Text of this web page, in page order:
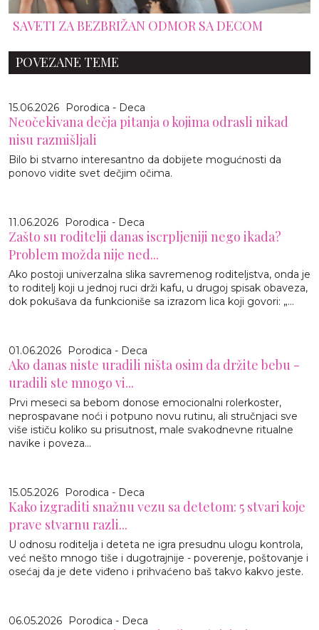
SAVETI ZA BEZBRIŽAN ODMOR SA DECOM
POVEZANE TEME
15.06.2026 Porodica - Deca
Neočekivana dečja pitanja o kojima odrasli nikad
nisu razmišljali
Bilo bi stvarno interesantno da dobijete mogućnosti da
ponovo vidite svet dečjim očima.
11.06.2026 Porodica - Deca
Zašto su roditelji danas iscrpljeniji nego ikada?
Problem možda nije ned...
Ako postoji univerzalna slika savremenog roditeljstva, onda je
to roditelj koji u jednoj ruci drži kafu, u drugoj spisak obaveza,
dok pokušava da funkcioniše sa izrazom lica koji govori: „...
01.06.2026 Porodica - Deca
Ako danas niste uradili ništa osim da držite bebu -
uradili ste mnogo vi...
Prvi meseci sa bebom donose emocionalni rolerkoster,
neprospavane noći i potpuno novu rutinu, ali stručnjaci sve
više ističu koliko su prisutnost, male svakodnevne ritualne
navike i poveza...
15.05.2026 Porodica - Deca
Kako izgraditi snažnu vezu sa detetom: 5 stvari koje
prave stvarnu razli...
U odnosu roditelja i deteta ne igra presudnu ulogu kontrola,
već nešto mnogo tiše i dugotrajnije - poverenje, poštovanje i
osećaj da je dete viđeno i prihvaćeno baš takvo kakvo jeste.
06.05.2026 Porodica - Deca